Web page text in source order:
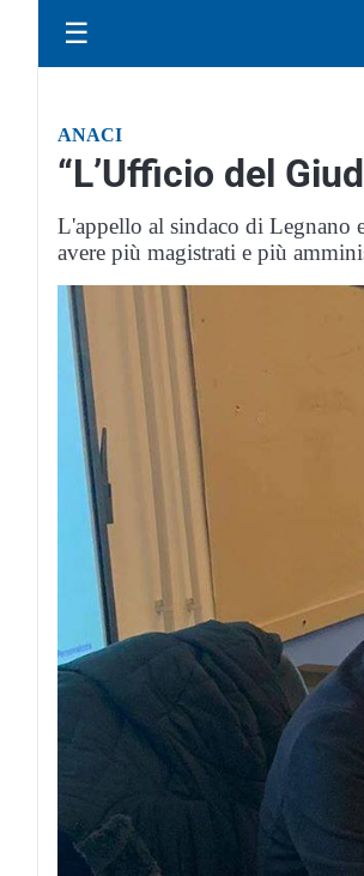
☰
ANACI
“L’Ufficio del
L'appello al sindaco di Legnano
avere più magistrati e più